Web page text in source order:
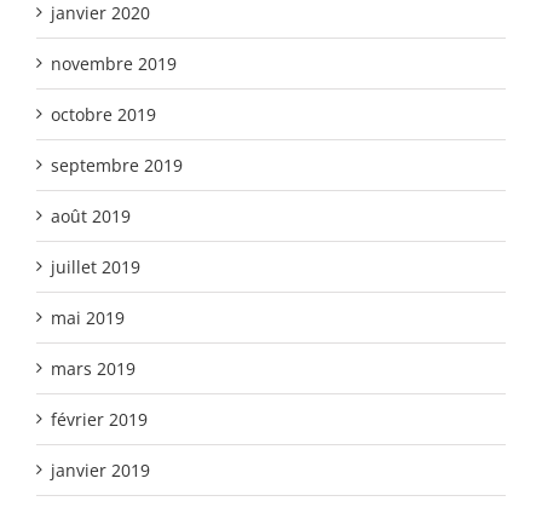
janvier 2020
novembre 2019
octobre 2019
septembre 2019
août 2019
juillet 2019
mai 2019
mars 2019
février 2019
janvier 2019